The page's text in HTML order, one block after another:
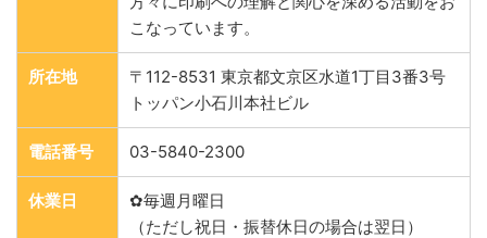
こなっています。
所在地
〒112-8531 東京都文京区水道1丁目3番3号
トッパン小石川本社ビル
電話番号 03-5840-2300
休業日
✿毎週月曜日
（ただし祝日・振替休日の場合は翌日）